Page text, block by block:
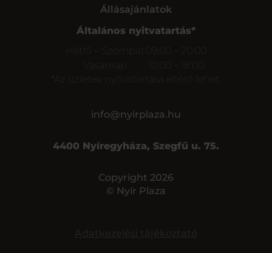
Állásajánlatok
Általános nyitvatartás*
Hétfő – Szombat
09:00 – 20:00
Vasárnap
*Az üzletek nyitvatartása eltérő lehet.
info@nyirplaza.hu
4400 Nyíregyháza, Szegfű u. 75.
Copyright 2026
© Nyír Plaza